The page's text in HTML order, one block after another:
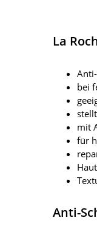
La
bei
mit
für
Anti-